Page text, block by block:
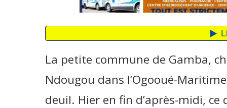
La petite commune de Gamba,
Ndougou dans l’Ogooué-
deuil. Hier en fin d’après-midi,